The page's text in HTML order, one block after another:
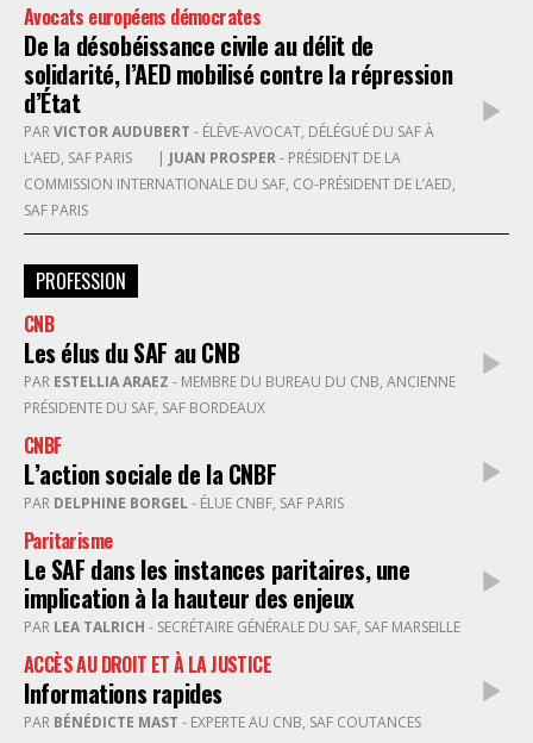
Avocats européens démocrates
De la désobéissance civile au délit de
solidarité, l’AED mobilisé contre la répression
d’État
PARVICTOR AUDUBERT
L’AED, SAF PARIS
| JUAN PROSPER
COMMISSION INTERNATIONALE DU SAF, CO-PRÉSIDENT DE L’AED,
SAF PARIS
PROFESSION
CNB
Les élus du SAF au CNB
PAR ESTELLIA ARAEZ
PRÉSIDENTE DU SAF, SAF BORDEAUX
CNBF
L’action sociale de la CNBF
PAR DELPHINE BORGEL- ÉLUE CNBF, SAF PARIS
Paritarisme
Le SAF dans les instances paritaires, une
implication à la hauteur des enjeux
PAR LEA TALRICH - SECRÉTAIRE GÉNÉRALE DU SAF, SAF MARSEILLE
ACCÈS AU DROIT ET À LA JUSTICE
Informations rapides
PAR BÉNÉDICTE MAST - EXPERTE AU CNB, SAF COUTANCES